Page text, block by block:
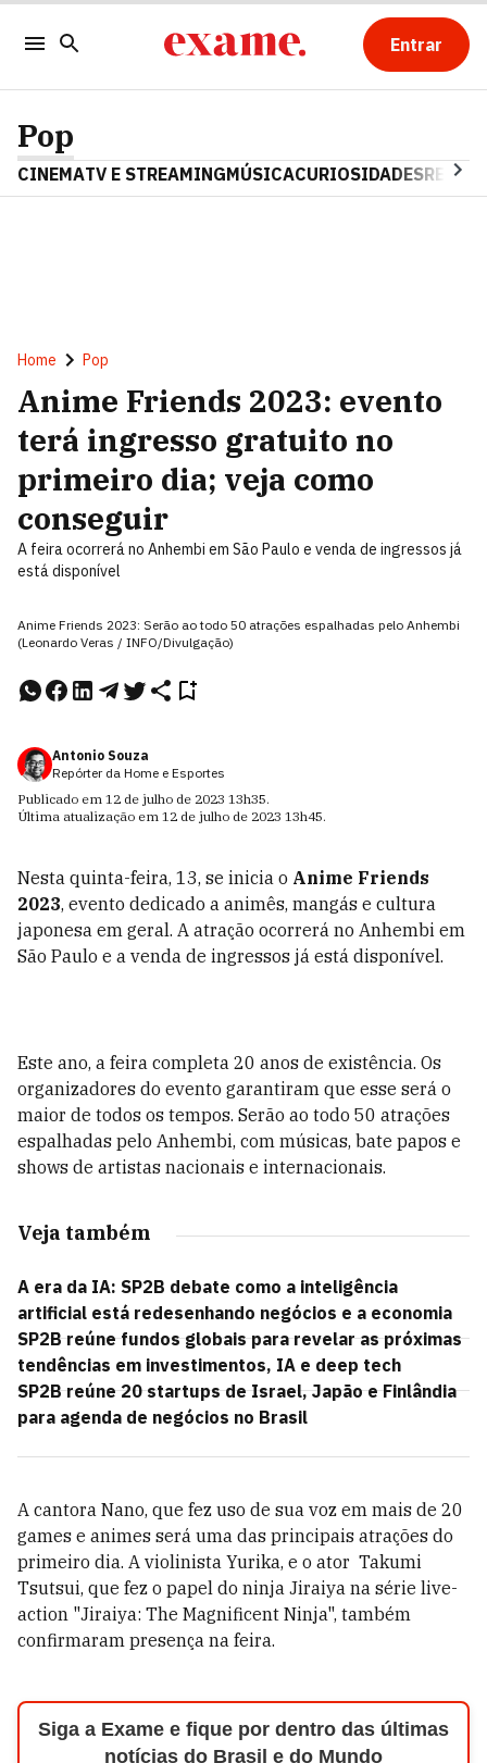
Entrar
Pop
CINEMATV E STREAMINGMÚSICACURIOSIDADES
Home Pop
Anime Friends 2023: evento
terá ingresso gratuito no
primeiro dia; veja como
conseguir
A feira ocorrerá no Anhembi em São Paulo e venda de ingressos já
está disponível
Anime Friends 2023: Serão ao todo 50 atrações espalhadas pelo Anhembi
(Leonardo Veras / INFO/Divulgação)
Antonio Souza
Repórter da Home e Esportes
Publicado em 12 de julho de 2023 13h35.
Última atualização em 12 de julho de 2023 13h45.
Nesta quinta-feira, 13, se inicia o Anime Friends
2023, evento dedicado a animês, mangás e cultura
japonesa em geral. A atração ocorrerá no Anhembi em
São Paulo e a venda de ingressos já está disponível.
Este ano, a feira completa 20 anos de existência. Os
organizadores do evento garantiram que esse será o
maior de todos os tempos. Serão ao todo 50 atrações
espalhadas pelo Anhembi, com músicas, bate papos e
shows de artistas nacionais e internacionais.
Veja também
A era da IA: SP2B debate como a inteligência
artificial está redesenhando negócios e a economia
SP2B reúne fundos globais para revelar as próximas
tendências em investimentos, IA e deep tech
SP2B reúne 20 startups de Israel, Japão e Finlândia
para agenda de negócios no Brasil
A cantora Nano, que fez uso de sua voz em mais de 20
games e animes será uma das principais atrações do
primeiro dia. A violinista Yurika, e o ator Takumi
Tsutsui, que fez o papel do ninja Jiraiya na série live-
action "Jiraiya: The Magnificent Ninja", também
confirmaram presença na feira.
Siga a Exame e fique por dentro das últimas
notícias do Brasil e do Mundo